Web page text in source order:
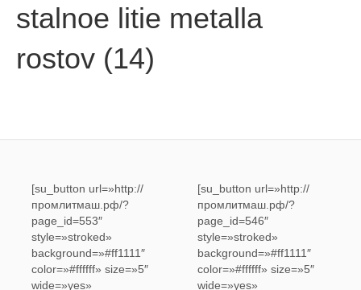
stalnoe litie metalla
rostov (14)
[su_button url=»http://
промлитмаш.рф/?
page_id=553″
style=»stroked»
background=»#ff1111″
color=»#ffffff» size=»5″
wide=»yes»
[su_button url=»http://
промлитмаш.рф/?
page_id=546″
style=»stroked»
background=»#ff1111″
color=»#ffffff» size=»5″
wide=»yes»